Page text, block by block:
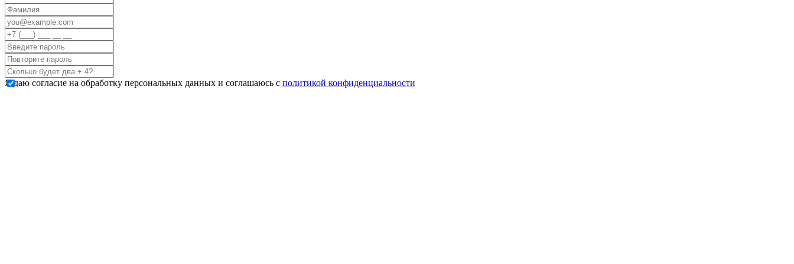
Я даю согласие на обработку персональных данных и соглашаюсь с политикой конфиденциальности